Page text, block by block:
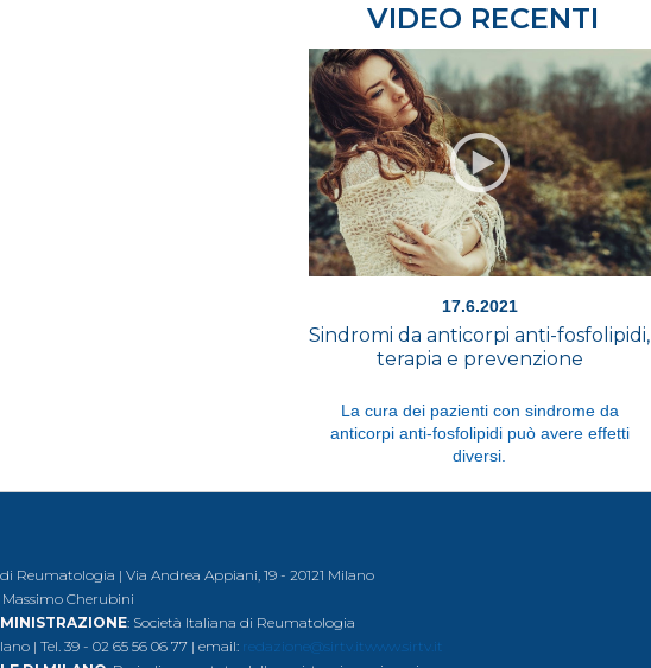
VIDEO RECENTI
17.6.2021
Sindromi da anticorpi anti-fosfolipidi,
terapia e prevenzione
La cura dei pazienti con sindrome da
anticorpi anti-fosfolipidi può avere effetti
diversi.
Reumatologia | Via Andrea Appiani, 19 - 20121 Milano
Massimo Cherubini
: Società Italiana di Reumatologia
| Tel. 39 - 02 65 56 06 77 | email: redazione@sirtv.itwww.sirtv.it